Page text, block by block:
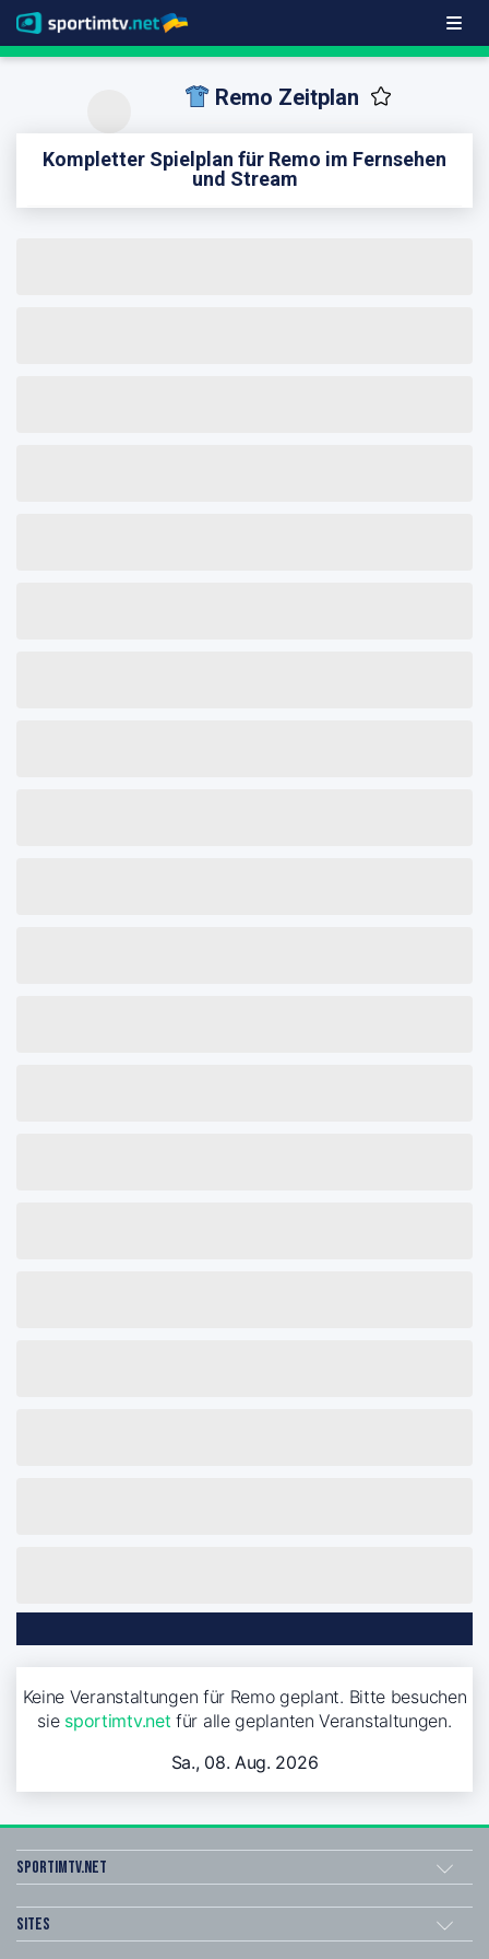
Remo Zeitplan
Kompletter Spielplan für Remo im Fernsehen
und Stream
Keine Veranstaltungen für Remo geplant. Bitte besuchen
sie sportimtv.net für alle geplanten Veranstaltungen.
Sa., 08. Aug. 2026
sportimtv.net
Sites